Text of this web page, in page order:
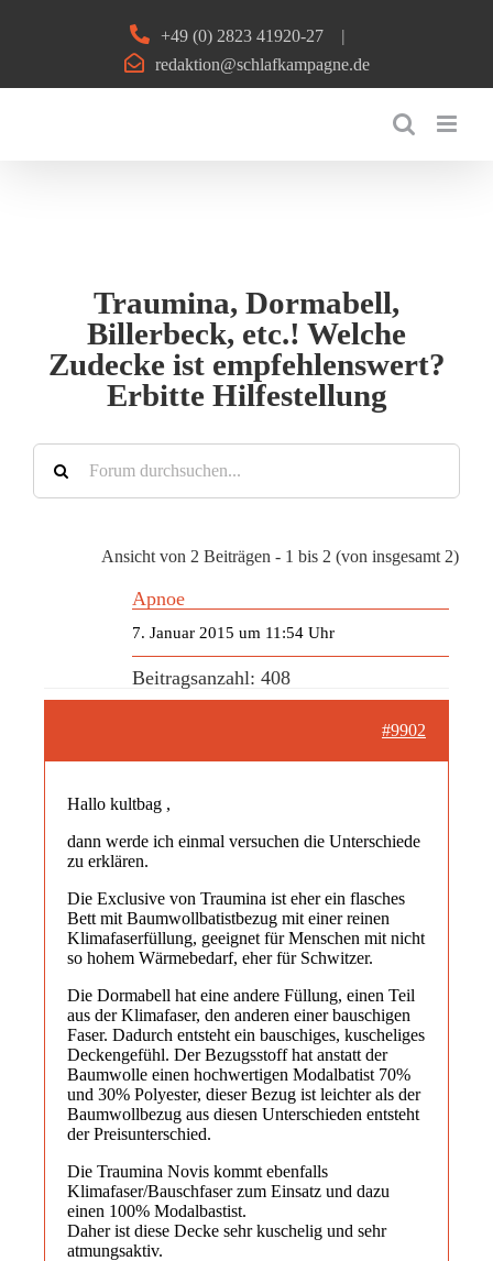
+49 (0) 2823 41920-27
|
redaktion@schlafkampagne.de
Traumina, Dormabell,
Billerbeck, etc.! Welche
Zudecke ist empfehlenswert?
Erbitte Hilfestellung
Ansicht von 2 Beiträgen - 1 bis 2 (von insgesamt 2)
Apnoe
7. Januar 2015 um 11:54 Uhr
Beitragsanzahl: 408
#9902
Hallo kultbag ,
dann werde ich einmal versuchen die Unterschiede
zu erklären.
Die Exclusive von Traumina ist eher ein flasches
Bett mit Baumwollbatistbezug mit einer reinen
Klimafaserfüllung, geeignet für Menschen mit nicht
so hohem Wärmebedarf, eher für Schwitzer.
Die Dormabell hat eine andere Füllung, einen Teil
aus der Klimafaser, den anderen einer bauschigen
Faser. Dadurch entsteht ein bauschiges, kuscheliges
Deckengefühl. Der Bezugsstoff hat anstatt der
Baumwolle einen hochwertigen Modalbatist 70%
und 30% Polyester, dieser Bezug ist leichter als der
Baumwollbezug aus diesen Unterschieden entsteht
der Preisunterschied.
Die Traumina Novis kommt ebenfalls
Klimafaser/Bauschfaser zum Einsatz und dazu
einen 100% Modalbastist.
Daher ist diese Decke sehr kuschelig und sehr
atmungsaktiv.